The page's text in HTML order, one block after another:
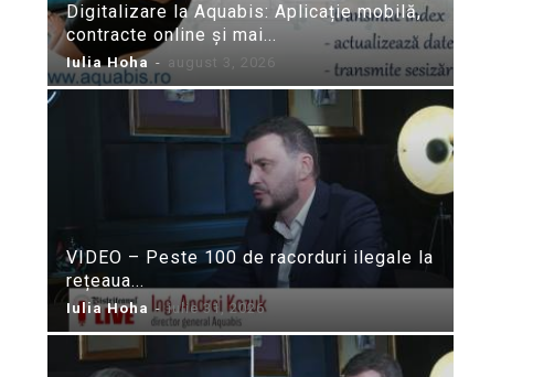
Digitalizare la Aquabis: Aplicație mobilă,
contracte online și mai...
Iulia Hoha - august 3, 2026
VIDEO – Peste 100 de racorduri ilegale la
rețeaua...
Iulia Hoha - iulie 31, 2026